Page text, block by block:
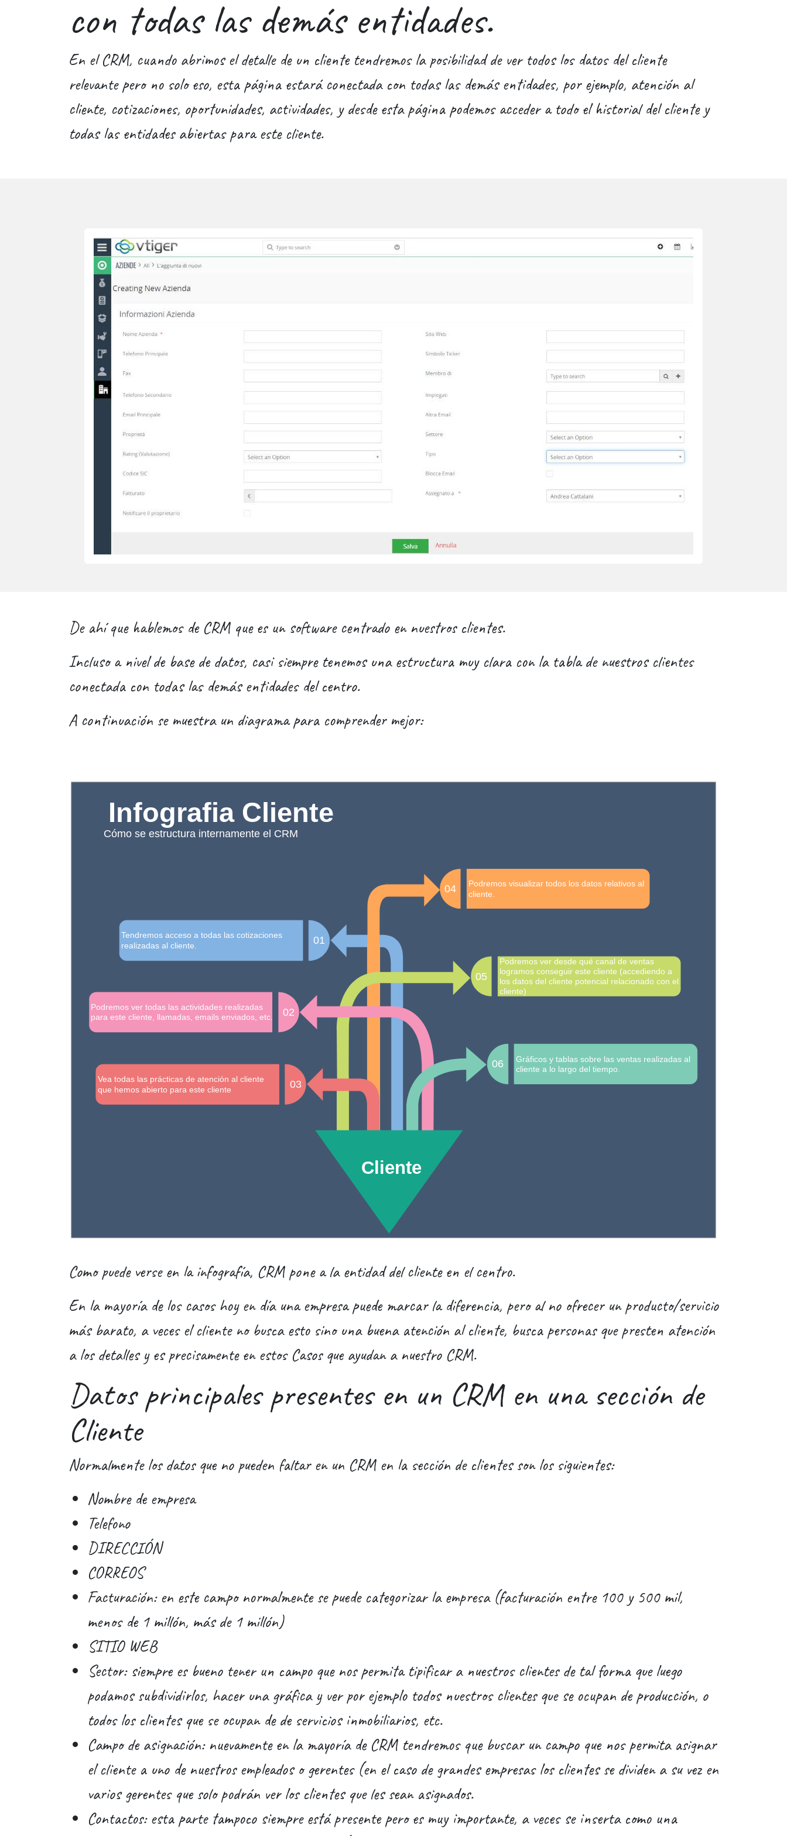
con todas las demás entidades.
En el CRM, cuando abrimos el detalle de un cliente tendremos la posibilidad de ver todos los datos del cliente
relevante pero no solo eso, esta página estará conectada con todas las demás entidades, por ejemplo, atención al
cliente, cotizaciones, oportunidades, actividades, y desde esta página podemos acceder a todo el historial del cliente y
todas las entidades abiertas para este cliente.
De ahí que hablemos de CRM que es un software centrado en nuestros clientes.
Incluso a nivel de base de datos, casi siempre tenemos una estructura muy clara con la tabla de nuestros clientes
conectada con todas las demás entidades del centro.
A continuación se muestra un diagrama para comprender mejor:
Tendremos acceso a todas las cotizaciones
realizadas al cliente.
01
Podremos visualizar todos los datos relativos al
cliente.
04
Podremos ver desde qué canal de ventas
logramos conseguir este cliente (accediendo a
los datos del cliente potencial relacionado con el
cliente)
05
Podremos ver todas las actividades realizadas
para este cliente, llamadas, emails enviados, etc.
02
Cómo se estructura internamente el CRM
Vea todas las prácticas de atención al cliente
que hemos abierto para este cliente
03
Gráficos y tablas sobre las ventas realizadas al
cliente a lo largo del tiempo.
06
Cliente
Infografia Cliente
Como puede verse en la infografía, CRM pone a la entidad del cliente en el centro.
En la mayoría de los casos hoy en día una empresa puede marcar la diferencia, pero al no ofrecer un producto/servicio
más barato, a veces el cliente no busca esto sino una buena atención al cliente, busca personas que presten atención
a los detalles y es precisamente en estos Casos que ayudan a nuestro CRM.
Datos principales presentes en un CRM en una sección de
Cliente
Normalmente los datos que no pueden faltar en un CRM en la sección de clientes son los siguientes:
Nombre de empresa
Telefono
DIRECCIÓN
CORREOS
Facturación: en este campo normalmente se puede categorizar la empresa (facturación entre 100 y 500 mil,
menos de 1 millón, más de 1 millón)
SITIO WEB
Sector: siempre es bueno tener un campo que nos permita tipificar a nuestros clientes de tal forma que luego
podamos subdividirlos, hacer una gráfica y ver por ejemplo todos nuestros clientes que se ocupan de producción, o
todos los clientes que se ocupan de de servicios inmobiliarios, etc.
Campo de asignación: nuevamente en la mayoría de CRM tendremos que buscar un campo que nos permita asignar
el cliente a uno de nuestros empleados o gerentes (en el caso de grandes empresas los clientes se dividen a su vez en
varios gerentes que solo podrán ver los clientes que les sean asignados.
Contactos: esta parte tampoco siempre está presente pero es muy importante, a veces se inserta como una